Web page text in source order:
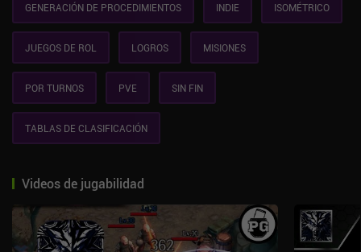
GENERACIÓN DE PROCEDIMIENTOS INDIE ISOMÉTRICO
JUEGOS DE ROL LOGROS MISIONES
POR TURNOS PVE SIN FIN
TABLAS DE CLASIFICACIÓN
Videos de jugabilidad